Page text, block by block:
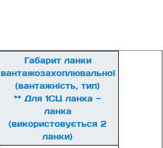
Габарит ланки
вантажозахоплювальної
(вантажність, тип)
** Для 1СЦ ланка —
ланка
(використовується 2
ланки)